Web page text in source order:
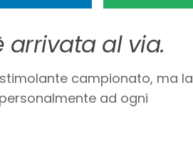
arrivata al via.
campionato, ma la
ad ogni